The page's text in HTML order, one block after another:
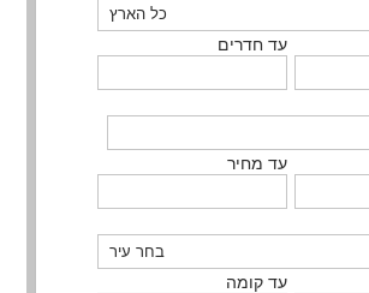
עד חדרים
עד מחיר
עד קומה